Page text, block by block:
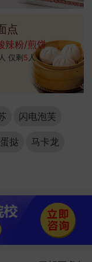
点
辣粉/煎饼
人 仅剩 5 人
闪电泡芙
挞 马卡龙